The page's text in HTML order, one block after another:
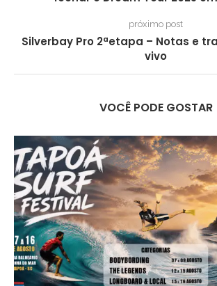
próximo post
Silverbay Pro 2ªetapa – Notas e
vivo
VOCÊ PODE GOSTAR